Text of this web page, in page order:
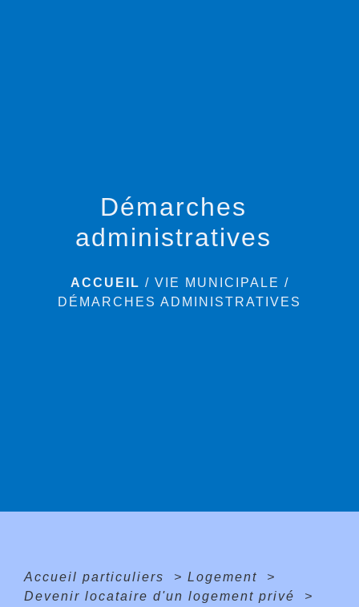
Démarches
administratives
ACCUEIL / VIE MUNICIPALE /
DÉMARCHES ADMINISTRATIVES
Accueil particuliers > Logement
>
Devenir locataire d'un logement privé
>